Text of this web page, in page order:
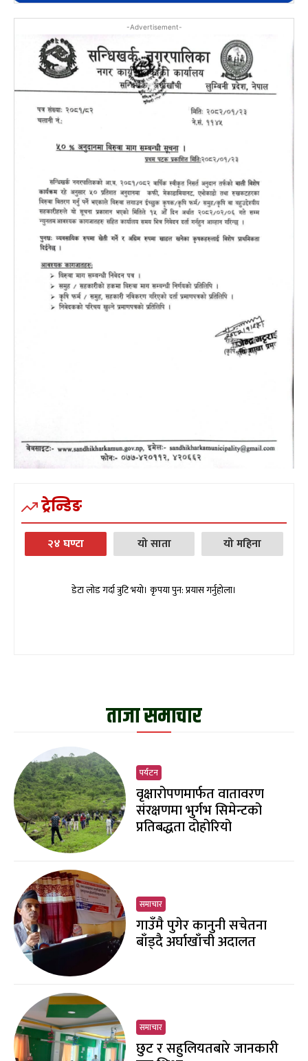
-Advertisement-
ट्रेन्डिङ
२४ घण्टा यो साता यो महिना
डेटा लोड गर्दा त्रुटि भयो। कृपया पुन: प्रयास गर्नुहोला।
ताजा समाचार
पर्यटन
वृक्षारोपणमार्फत वातावरण
संरक्षणमा भुर्गभ सिमेन्टको
प्रतिबद्धता दोहोरियो
समाचार
गाउँमै पुगेर कानुनी सचेतना
बाँड्दै अर्घाखाँची अदालत
समाचार
छुट र सहुलियतबारे जानकारी